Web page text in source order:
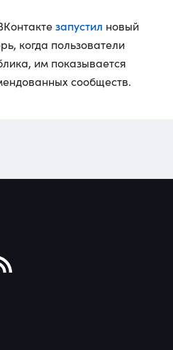
запустил новый
когда пользователи
им показывается
сообществ.